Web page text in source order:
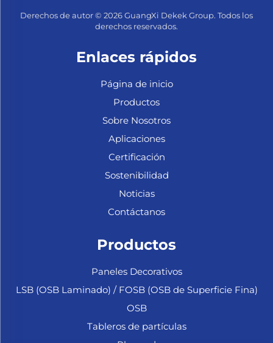
Derechos de autor © 2026 GuangXi Dekek Group. Todos los
derechos reservados.
Enlaces rápidos
Página de inicio
Productos
Sobre Nosotros
Aplicaciones
Certificación
Sostenibilidad
Noticias
Contáctanos
Productos
Paneles Decorativos
LSB (OSB Laminado) / FOSB (OSB de Superficie Fina)
OSB
Tableros de partículas